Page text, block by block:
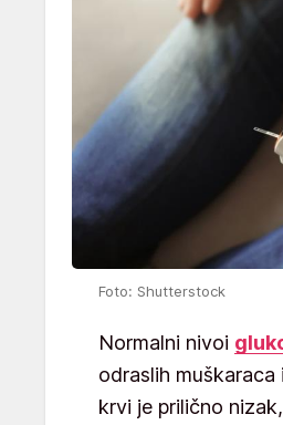
Foto: Shutterstock
Normalni nivoi
odraslih
krvi je prilično